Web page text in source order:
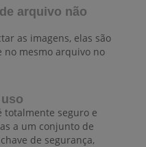
arquivo não
as imagens, elas são
no mesmo arquivo no
totalmente seguro e
a um conjunto de
de segurança,